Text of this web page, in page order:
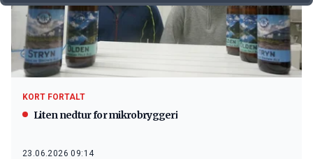
KORT FORTALT
Liten nedtur for mikrobryggeri
23.06.2026 09:14